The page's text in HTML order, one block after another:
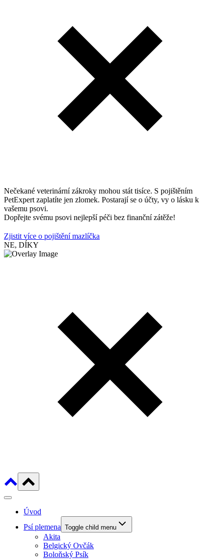
Nečekané veterinární zákroky mohou stát tisíce. S pojištěním
PetExpert zaplatíte jen zlomek. Postarají se o účty, vy o lásku k
vašemu psovi.
Dopřejte svému psovi nejlepší péči bez finanční zátěže!
Zjistit více o pojištění mazlíčka
NE, DÍKY
Úvod
Psí plemena Toggle child menu
Akita
Belgický Ovčák
Boloňský Psík